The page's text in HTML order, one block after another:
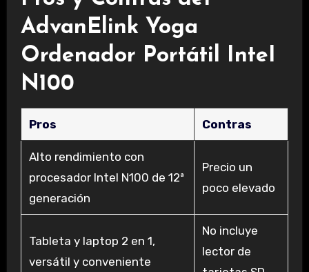
AdvanElink Yoga
Ordenador Portátil InteI
N100
Pros Contras
Alto rendimiento con
procesador InteI N100 de 12ª
generación
Precio un
poco elevado
Tableta y laptop 2 en 1,
versátil y conveniente
No incluye
lector de